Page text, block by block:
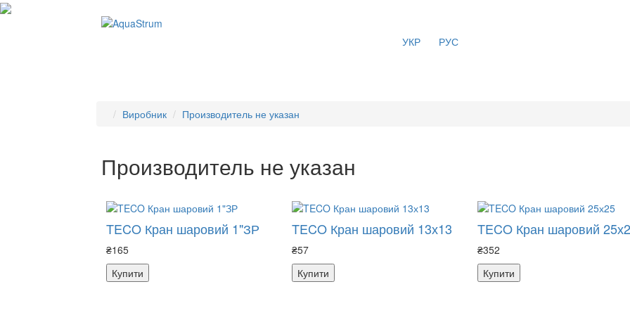
УКР РУС
Виробник Производитель не указан
Производитель не указан
TECO Кран шаровий 1"ЗР
₴165
Купити
TECO Кран шаровий 13х13
₴57
Купити
TECO Кран шаровий
₴352
Купити